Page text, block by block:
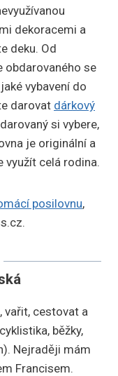
dekoracemi a
deku. Od
obdarovaného se
vybavení do
darovat dárkový
si vybere,
je originální a
využít celá rodina.
posilovnu,
vařit, cestovat a
běžky,
Nejraději mám
Francisem.